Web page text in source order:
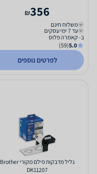
356
₪
משלוח חינם
עד 7 ימי עסקים
ב- קאמרה פלוס
5.0
(59)
לפרטים נוספים
גליל מדבקות פילם מקורי Brother
DK11207